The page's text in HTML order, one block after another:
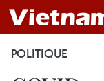
POLITIQUE